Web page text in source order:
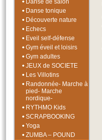
Danse de salon
Danse tonique
Découverte nature
Echecs
Eveil self-défense
Gym éveil et loisirs
Gym adultes
JEUX de SOCIETE
Les Villotins
Randonnée- Marche à
pied- Marche
nordique-
RYTHMO Kids
SCRAPBOOKING
Yoga
ZUMBA – POUND